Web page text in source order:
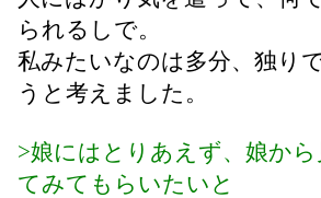
られるしで。
私みたいなのは多分、独り
うと考えました。
>娘にはとりあえず、娘か
てみてもらいたいと